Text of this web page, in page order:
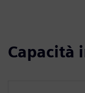
Capacità